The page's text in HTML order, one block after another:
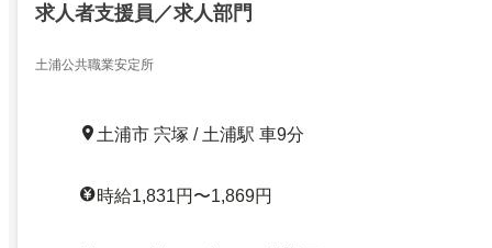
求人者支援員／求人部門
土浦公共職業安定所
土浦市 宍塚 / 土浦駅 車9分
時給1,831円〜1,869円